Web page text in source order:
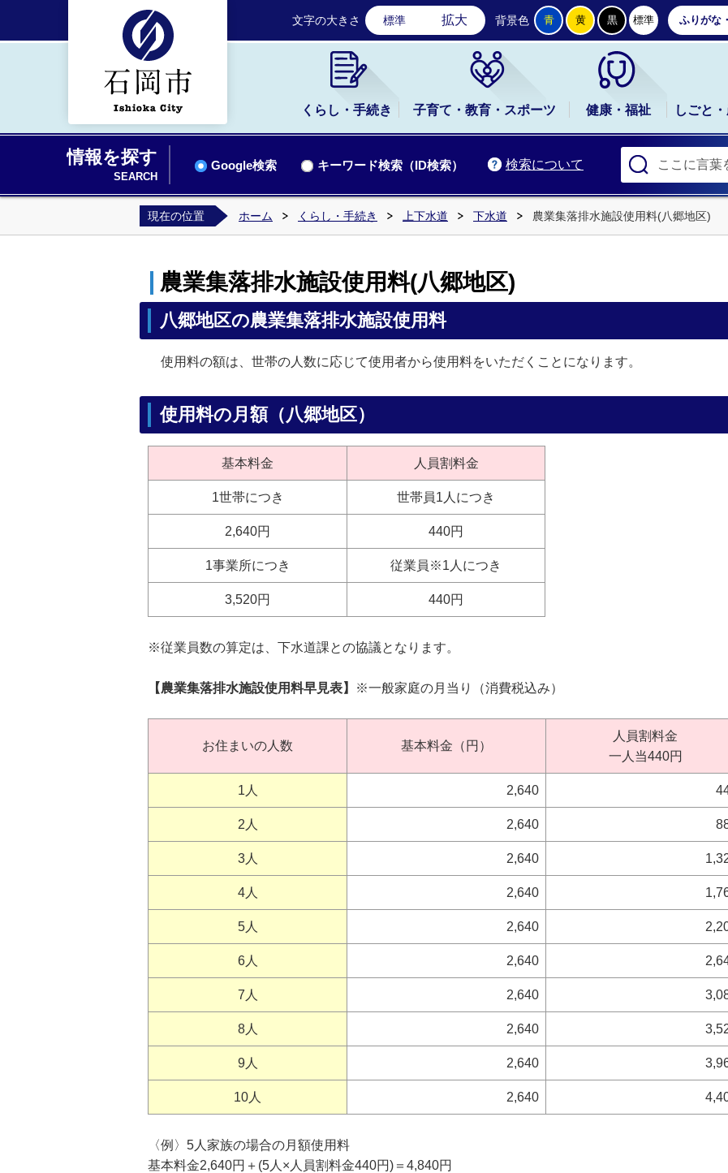
石岡市公式ホームページ
文字の大きさ 標準 拡大 背景色 青 黄 黒 標準 ふりがな
くらし・手続き 子育て・教育・スポーツ 健康・福祉 しごと
情報を探す
SEARCH
検索について
Google検索 キーワード検索（ID検索）
現在の位置 ホーム くらし・手続き 上下水道 下水道 農業集落排水施設使用料(八郷地区)
農業集落排水施設使用料(八郷地区)
八郷地区の農業集落排水施設使用料
使用料の額は、世帯の人数に応じて使用者から使用料をいただくことになります。
使用料の月額（八郷地区）
基本料金 人員割料金
1世帯につき 世帯員1人につき
2,640円 440円
1事業所につき 従業員※1人につき
3,520円 440円
※従業員数の算定は、下水道課との協議となります。
【農業集落排水施設使用料早見表】 ※一般家庭の月当り（消費税込み）
お住まいの人数 基本料金（円）
人員割料金
一人当440円
1人 2,640
2人 2,640
3人 2,640
4人 2,640
5人 2,640
6人 2,640
7人 2,640
8人 2,640
9人 2,640
10人 2,640
〈例〉5人家族の場合の月額使用料
基本料金2,640円＋(5人×人員割料金440円)＝4,840円